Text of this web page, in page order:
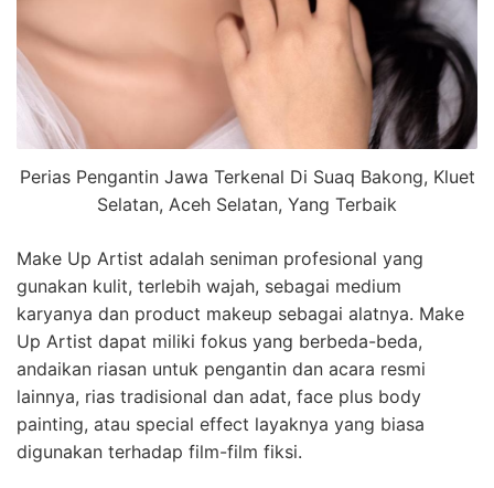
Perias Pengantin Jawa Terkenal Di Suaq Bakong, Kluet
Selatan, Aceh Selatan, Yang Terbaik
Make Up Artist adalah seniman profesional yang
gunakan kulit, terlebih wajah, sebagai medium
karyanya dan product makeup sebagai alatnya. Make
Up Artist dapat miliki fokus yang berbeda-beda,
andaikan riasan untuk pengantin dan acara resmi
lainnya, rias tradisional dan adat, face plus body
painting, atau special effect layaknya yang biasa
digunakan terhadap film-film fiksi.